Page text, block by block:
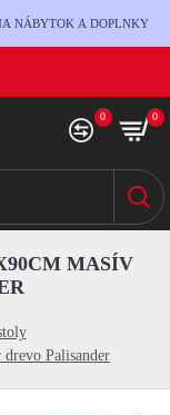
NÁBYTOK A DOPLNKY
0 0
Palisander
MASÍV